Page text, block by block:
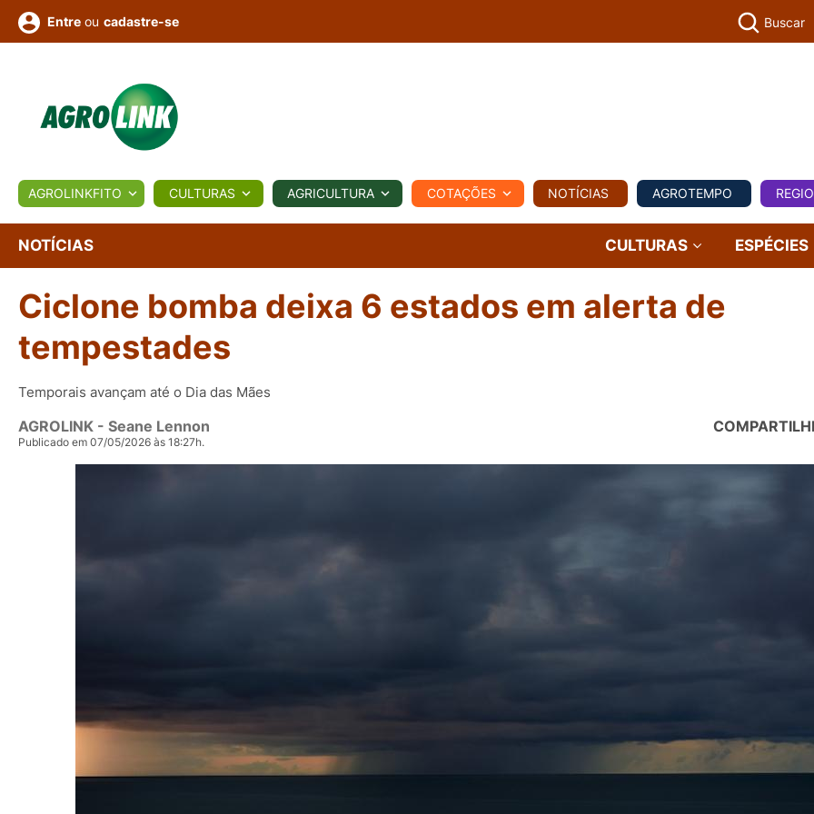
BIOLÓGICOS COTAÇÕES NOTÍCIAS AGROTEMPO REGIONAL COMERCIAL AGROVIAGENS
Conversor Colunistas Eventos
Fotos
Vídeos
Entre ou cadastre-se Buscar
AGROLINKFITO CULTURAS AGRICULTURA COTAÇÕES NOTÍCIAS AGROTEMPO
NOTÍCIAS CULTURAS ESPÉCIES
Ciclone bomba deixa 6 estados em alerta de
tempestades
Temporais avançam até o Dia das Mães
AGROLINK - Seane Lennon
Publicado em 07/05/2026 às 18:27h.